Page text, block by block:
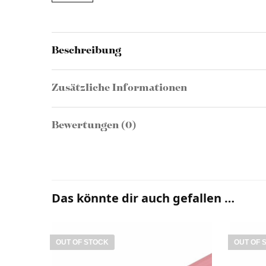
Beschreibung
Zusätzliche Informationen
Bewertungen (0)
Das könnte dir auch gefallen …
OUT OF STOCK OUT OF